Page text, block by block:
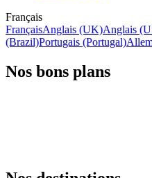
Français
FrançaisAnglais (UK)Anglais
(Brazil)Portugais (Portugal)
Nos bons plans